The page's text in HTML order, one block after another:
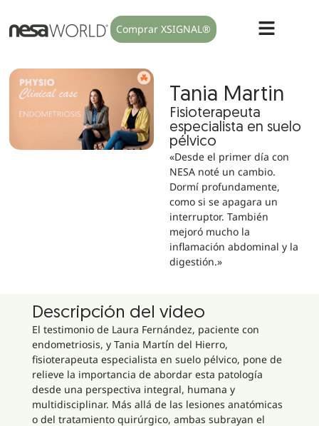
Comprar XSIGNAL®
Tania Martin
Fisioterapeuta
especialista en suelo
pélvico
«Desde el primer día con
NESA noté un cambio.
Dormí profundamente,
como si se apagara un
interruptor. También
mejoró mucho la
inflamación abdominal y la
digestión.»
Descripción del video
El testimonio de Laura Fernández, paciente con
endometriosis, y Tania Martín del Hierro,
fisioterapeuta especialista en suelo pélvico, pone de
relieve la importancia de abordar esta patología
desde una perspectiva integral, humana y
multidisciplinar. Más allá de las lesiones anatómicas
o del tratamiento quirúrgico, ambas subrayan el